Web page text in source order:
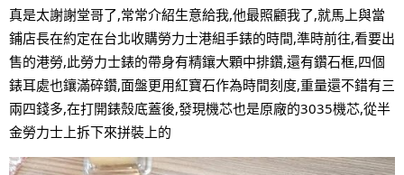
真是太謝謝堂哥了,常常介紹生意給我,他最照顧我了,就馬上與當
鋪店長在約定在台北收購勞力士港組手錶的時間,準時前往,看要出
售的港勞,此勞力士錶的帶身有精鑲大顆中排鑽,還有鑽石框,四個
錶耳處也鑲滿碎鑽,面盤更用紅寶石作為時間刻度,重量還不錯有三
兩四錢多,在打開錶殼底蓋後,發現機芯也是原廠的3035機芯,從半
金勞力士上拆下來拼裝上的